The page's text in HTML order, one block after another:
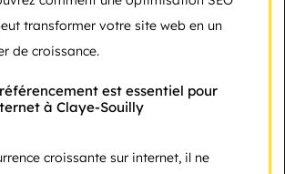
transformer votre site web en un
de croissance.
est essentiel pour
à Claye-Souilly
croissante sur internet, il ne